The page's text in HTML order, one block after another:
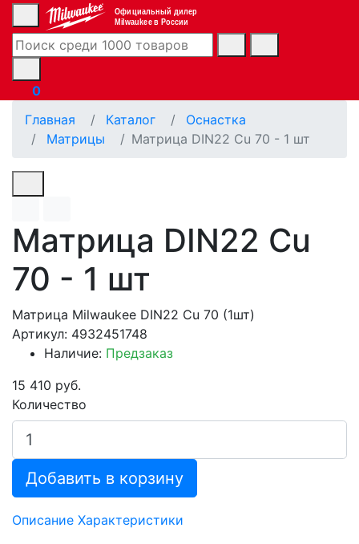
Официальный дилер
Milwaukee в России
0
Главная
Каталог
Оснастка
Матрицы
Матрица DIN22 Cu 70 - 1 шт
Матрица DIN22 Cu
70 - 1 шт
Матрица Milwaukee DIN22 Cu 70 (1шт)
Артикул: 4932451748
Наличие: Предзаказ
15 410 руб.
Количество
Добавить в корзину
Описание Характеристики